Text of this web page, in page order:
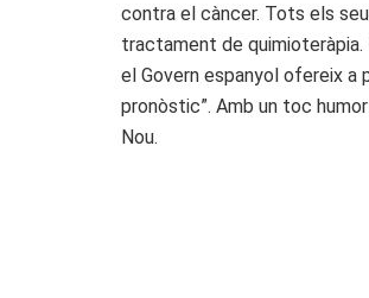
contra el càncer. Tots els
tractament de quimioteràpia.
el Govern espanyol ofereix a
pronòstic”. Amb un toc
Nou.